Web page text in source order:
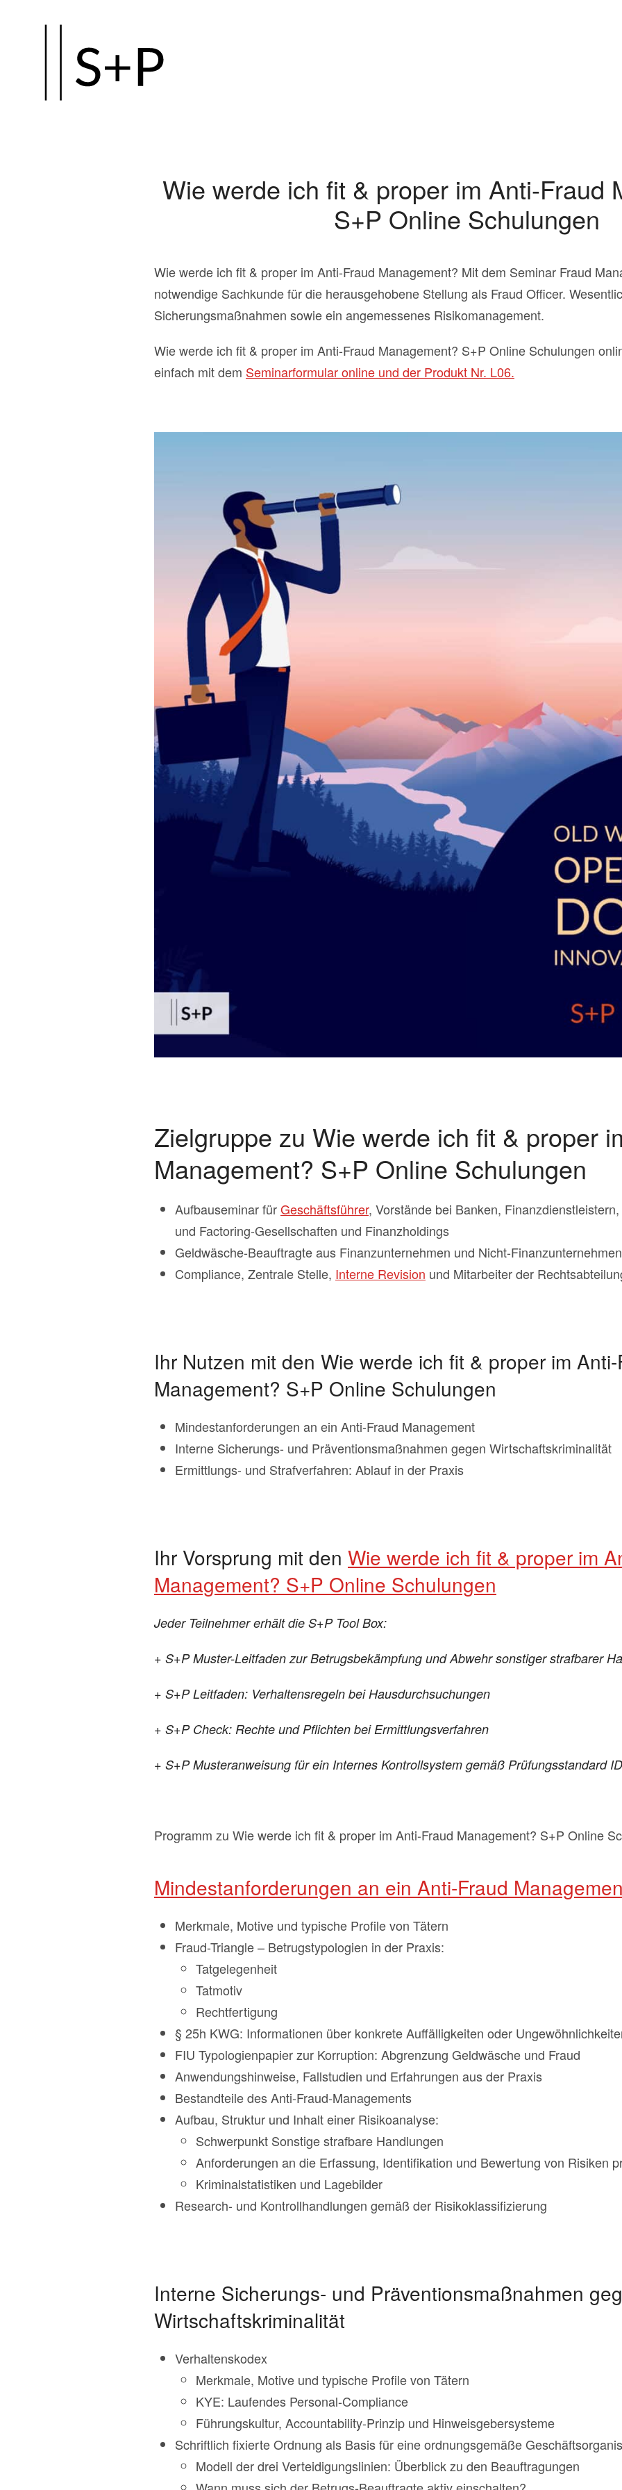
Hauptinhalt
Wie werde ich fit & proper im Anti-Fraud
S+P Online Schulungen
Wie werde ich fit & proper im Anti-Fraud Management? Mit dem Seminar Fraud
notwendige Sachkunde für die herausgehobene Stellung als Fraud Officer.
Sicherungsmaßnahmen sowie ein angemessenes Risikomanagement.
Wie werde ich fit & proper im Anti-Fraud Management? S+P Online Schulungen
einfach mit dem Seminarformular online und der Produkt Nr. L06.
Zielgruppe zu Wie werde ich fit & proper
Management? S+P Online Schulungen
Aufbauseminar fürGeschäftsführer, Vorstände bei Banken,
und Factoring-Gesellschaften und Finanzholdings
Geldwäsche-Beauftragte aus Finanzunternehmen und Nicht-Finanzunternehmen
Compliance, Zentrale Stelle, Interne Revision und Mitarbeiter der
Ihr Nutzen mit den Wie werde ich fit & proper im Anti-
Management? S+P Online Schulungen
Mindestanforderungen an ein Anti-Fraud Management
Interne Sicherungs- und Präventionsmaßnahmen gegen Wirtschaftskriminalität
Ermittlungs- und Strafverfahren: Ablauf in der Praxis
Ihr Vorsprung mit den Wie werde ich fit & proper im
Management? S+P Online Schulungen
Jeder Teilnehmer erhält die S+P Tool Box:
+ S+P Muster-Leitfaden zur Betrugsbekämpfung und Abwehr sonstiger strafbarer
+ S+P Leitfaden: Verhaltensregeln bei Hausdurchsuchungen
+ S+P Check: Rechte und Pflichten bei Ermittlungsverfahren
+ S+P Musteranweisung für ein Internes Kontrollsystem gemäß Prüfungsstandard
Programm zu Wie werde ich fit & proper im Anti-Fraud Management? S+P Online
Mindestanforderungen an ein Anti-Fraud
Merkmale, Motive und typische Profile von Tätern
Fraud-Triangle – Betrugstypologien in der Praxis:
Tatgelegenheit
Tatmotiv
Rechtfertigung
§ 25h KWG: Informationen über konkrete Auffälligkeiten oder
FIU Typologienpapier zur Korruption: Abgrenzung Geldwäsche und Fraud
Anwendungshinweise, Fallstudien und Erfahrungen aus der Praxis
Bestandteile des Anti-Fraud-Managements
Aufbau, Struktur und Inhalt einer Risikoanalyse:
Schwerpunkt Sonstige strafbare Handlungen
Anforderungen an die Erfassung, Identifikation und Bewertung von Risiken
Kriminalstatistiken und Lagebilder
Research- und Kontrollhandlungen gemäß der Risikoklassifizierung
Interne Sicherungs- und Präventionsmaßnahmen
Wirtschaftskriminalität
Verhaltenskodex
Merkmale, Motive und typische Profile von Tätern
KYE: Laufendes Personal-Compliance
Führungskultur, Accountability-Prinzip und Hinweisgebersysteme
Schriftlich fixierte Ordnung als Basis für eine ordnungsgemäße
Modell der drei Verteidigungslinien: Überblick zu den Beauftragungen